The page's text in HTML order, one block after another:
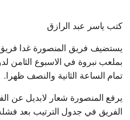
كتب ياسر عبد الرازق
يستضيف فريق المنصورة غدا فريق
بملعب نبروة في الاسبوع الثامن
تمام الساعة الثانية والنصف ظهرا.
يرفع المنصورة شعار لابديل عن
الفريق في جدول الترتيب بعد